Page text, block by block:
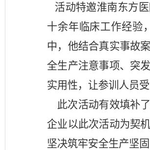
活动特邀淮南东方
十余年临床工作经验
中，他结合真实事故
全生产注意事项、突
实用性，让参训人员受
此次活动有效填补
企业以此次活动为契
坚决筑牢安全生产坚固